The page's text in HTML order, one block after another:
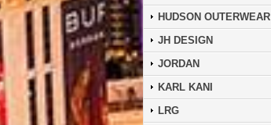
HUDSON OUTERWEAR
JH DESIGN
JORDAN
KARL KANI
LRG